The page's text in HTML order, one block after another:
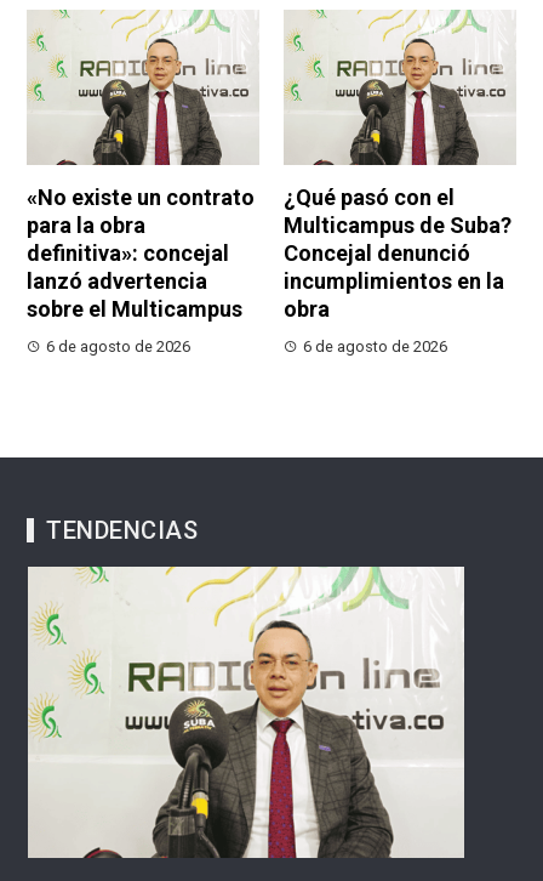
«No existe un contrato
para la obra
definitiva»: concejal
lanzó advertencia
sobre el Multicampus
6 de agosto de 2026
¿Qué pasó con el
Multicampus de Suba?
Concejal denunció
incumplimientos en la
obra
6 de agosto de 2026
TENDENCIAS